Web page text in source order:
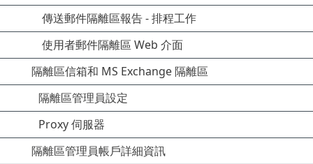
傳送郵件隔離區報告 - 排程工作
使用者郵件隔離區 Web 介面
隔離區信箱和 MS Exchange 隔離區
隔離區管理員設定
Proxy 伺服器
隔離區管理員帳戶詳細資訊